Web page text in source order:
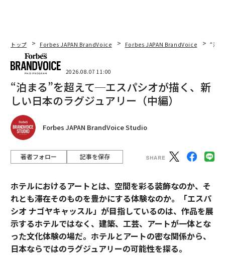
トップ Forbes JAPAN BrandVoice Forbes JAPAN BrandVoice “泊
2026.08.07 11:00
“泊まる”を超えて─エスパシオが描く、新
しい日本のラグジュアリー（中編）
Forbes JAPAN BrandVoice Studio
著者フォロー 記事を保存
ホテルにおけるアートとは、空間を彩る装飾なのか、そ
れとも滞在そのものを豊かにする体験なのか。「エスパ
シオ ナゴヤキャッスル」が目指しているのは、作品を展
示するホテルではなく、建築、工芸、アートが一体とな
った文化体験の場だ。ホテルとアートの密な関係から、
日本ならではのラグジュアリーの可能性を探る。